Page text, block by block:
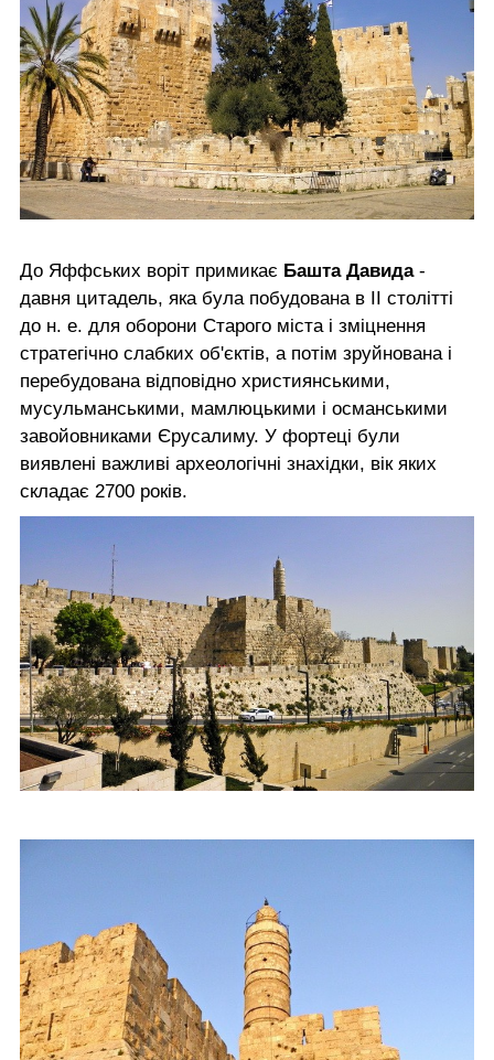
До Яффських воріт примикає Башта Давида -
давня цитадель, яка була побудована в II столітті
до н. е. для оборони Старого міста і зміцнення
стратегічно слабких об'єктів, а потім зруйнована і
перебудована відповідно християнськими,
мусульманськими, мамлюцькими і османськими
завойовниками Єрусалиму. У фортеці були
виявлені важливі археологічні знахідки, вік яких
складає 2700 років.